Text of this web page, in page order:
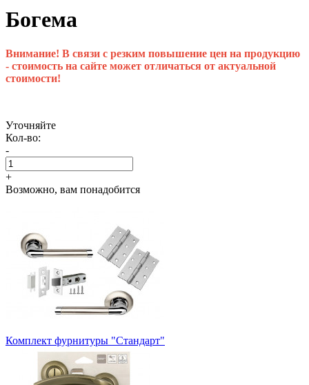
Богема
Внимание! В связи с резким повышение цен на продукцию
- стоимость на сайте может отличаться от актуальной
стоимости!
Уточняйте
Кол-во:
-
+
Возможно, вам понадобится
Комплект фурнитуры "Стандарт"